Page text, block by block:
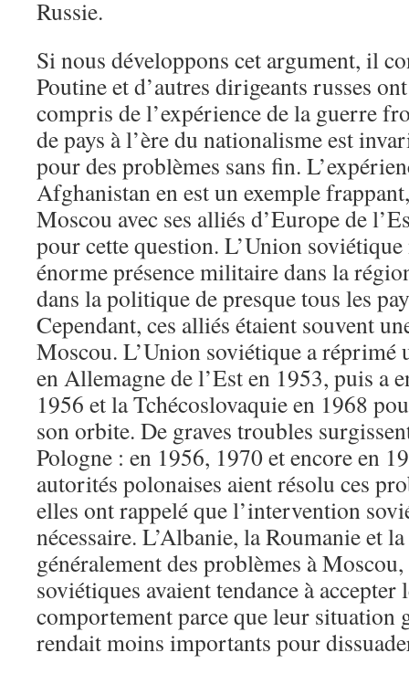
Russie.
Si nous développons cet argument, il
Poutine et d’autres dirigeants russes
compris de l’expérience de la guerre
de pays à l’ère du nationalisme est
pour des problèmes sans fin.
Afghanistan en est un exemple
Moscou avec ses alliés d’Europe de
pour cette question. L’Union
énorme présence militaire dans la
dans la politique de presque tous les
Cependant, ces alliés étaient souvent
Moscou. L’Union soviétique a réprimé
en Allemagne de l’Est en 1953, puis a
1956 et la Tchécoslovaquie en 1968
son orbite. De graves troubles
Pologne : en 1956, 1970 et encore en
autorités polonaises aient résolu ces
elles ont rappelé que l’intervention
nécessaire. L’Albanie, la Roumanie et
généralement des problèmes à
soviétiques avaient tendance à
comportement parce que leur situation
rendait moins importants pour